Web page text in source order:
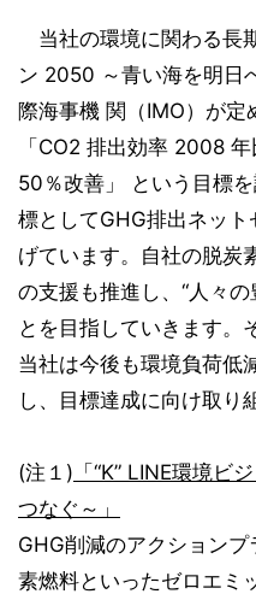
当社の環境に関わる長
ン 2050 ～青い海を明日
際海事機 関（IMO）が
「CO2 排出効率 2008
50％改善」 という目標
標としてGHG排出ネッ
げています。自社の脱炭
の支援も推進し、“人々
とを目指していきます。
当社は今後も環境負荷低
し、目標達成に向け取り
(注１) 「“K” LINE環境
つなぐ～」
GHG削減のアクション
素燃料といったゼロエミ